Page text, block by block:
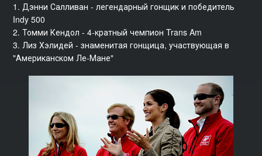
1. Дэнни Салливан - легендарный гонщик и победитель
Indy 500
2. Томми Кендол - 4-кратный чемпион Trans Am
3. Лиз Хэлидей - знаменитая гонщица, участвующая в
"Американском Ле-Мане"